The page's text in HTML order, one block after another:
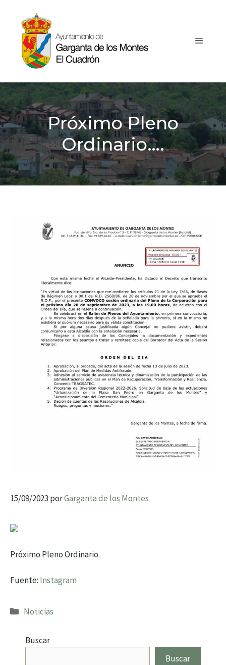
contenido
Próximo Pleno
Ordinario….
15/09/2023 porGarganta de los Montes
Próximo Pleno Ordinario.
Fuente: Instagram
Categorías
Noticias
Buscar
Buscar